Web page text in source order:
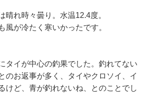
れ時々曇り。水温12.4度。
風が冷たく寒いかったです。
タイが中心の釣果でした。釣れてない
のお返事が多く、タイやクロソイ、イ
けど、青が釣れないね、とのことでし